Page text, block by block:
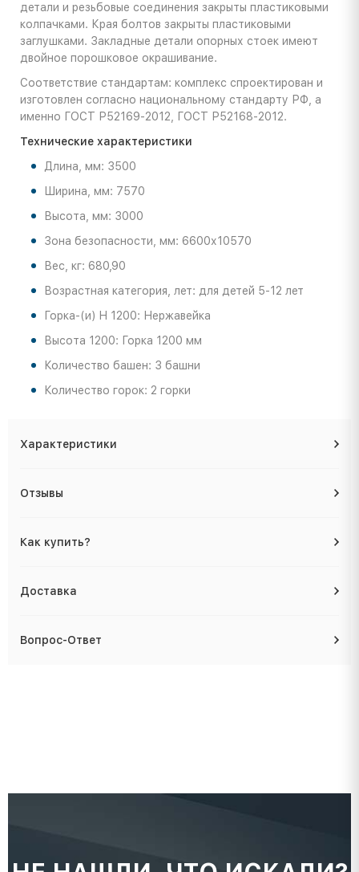
детали и резьбовые соединения закрыты пластиковыми
колпачками. Края болтов закрыты пластиковыми
заглушками. Закладные детали опорных стоек имеют
двойное порошковое окрашивание.
Соответствие стандартам: комплекс спроектирован и
изготовлен согласно национальному стандарту РФ, а
именно ГОСТ Р52169-2012, ГОСТ Р52168-2012.
Технические характеристики
Длина, мм: 3500
Ширина, мм: 7570
Высота, мм: 3000
Зона безопасности, мм: 6600х10570
Вес, кг: 680,90
Возрастная категория, лет: для детей 5-12 лет
Горка-(и) H 1200: Нержавейка
Высота 1200: Горка 1200 мм
Количество башен: 3 башни
Количество горок: 2 горки
Характеристики
Отзывы
Как купить?
Доставка
Вопрос-Ответ